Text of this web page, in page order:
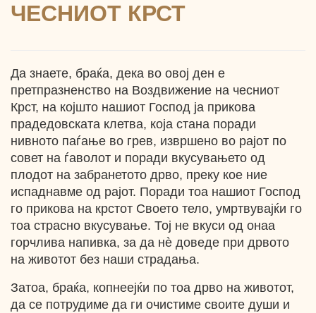
ЧЕСНИОТ КРСТ
Да знаете, браќа, дека во овој ден е
претпразненство на Воздвижение на чесниот
Крст, на којшто нашиот Господ ја прикова
прадедовската клетва, која стана поради
нивното паѓање во грев, извршено во рајот по
совет на ѓаволот и поради вкусувањето од
плодот на забранетото дрво, преку кое ние
испаднавме од рајот. Поради тоа нашиот Господ
го прикова на крстот Своето тело, умртвувајќи го
тоа страсно вкусување. Тој не вкуси од онаа
горчлива напивка, за да нѐ доведе при дрвото
на животот без наши страдања.
Затоа, браќа, копнеејќи по тоа дрво на животот,
да се потрудиме да ги очистиме своите души и